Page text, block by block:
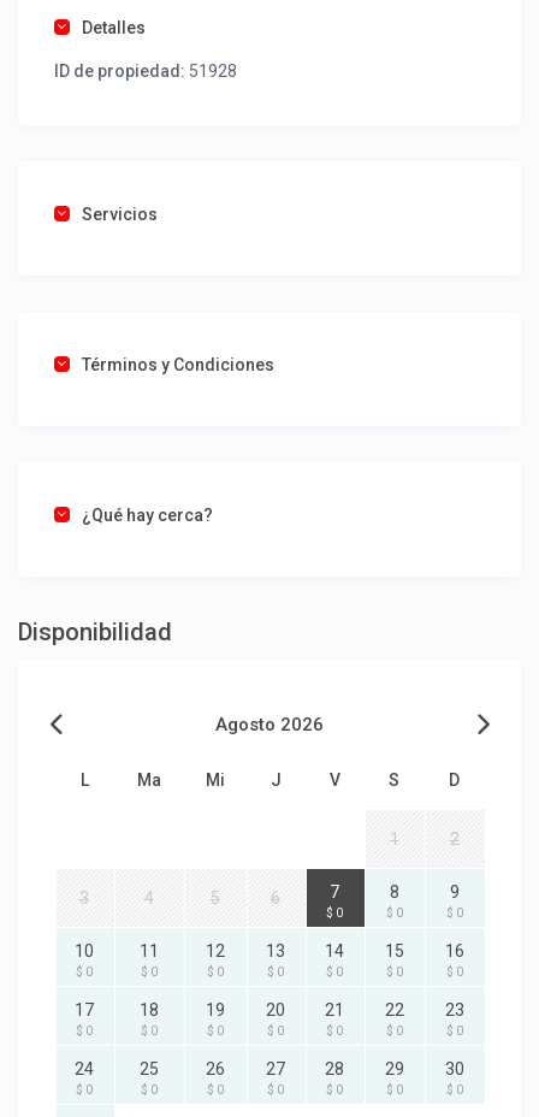
Detalles
ID de propiedad: 51928
Servicios
Términos y Condiciones
¿Qué hay cerca?
Disponibilidad
Agosto 2026
L Ma Mi J V S D
1 2
3 4 5 6 7
$ 0
8
$ 0
9
$ 0
10
$ 0
11
$ 0
12
$ 0
13
$ 0
14
$ 0
15
$ 0
16
$ 0
17
$ 0
18
$ 0
19
$ 0
20
$ 0
21
$ 0
22
$ 0
23
$ 0
24
$ 0
25
$ 0
26
$ 0
27
$ 0
28
$ 0
29
$ 0
30
$ 0